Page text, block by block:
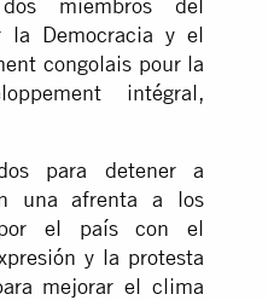
la Democracia y el
congolais pour la
intégral,
para detener a
una afrenta a los
por el país con el
y la protesta
mejorar el clima